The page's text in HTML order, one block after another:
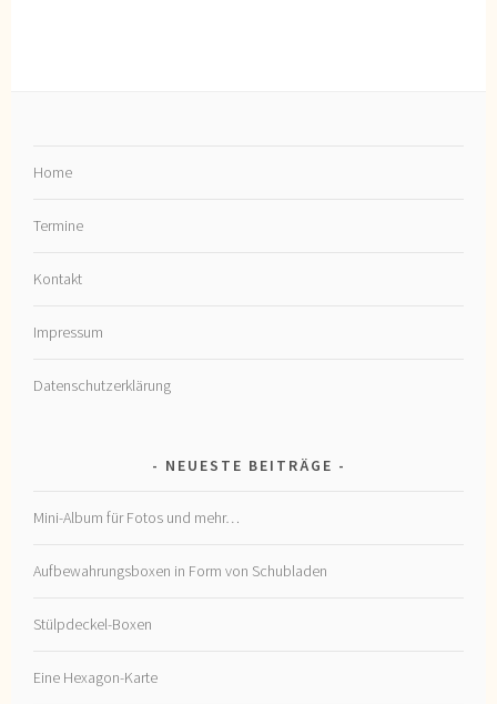
Home
Termine
Kontakt
Impressum
Datenschutzerklärung
NEUESTE BEITRÄGE
Mini-Album für Fotos und mehr…
Aufbewahrungsboxen in Form von Schubladen
Stülpdeckel-Boxen
Eine Hexagon-Karte